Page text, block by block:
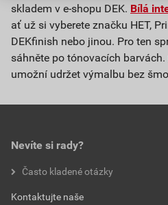
skladem v e-shopu DEK. Bílá
ať už si vyberete značku HET,
DEKfinish nebo jinou. Pro ten
sáhněte po tónovacích barvách.
umožní udržet výmalbu bez
Nevíte si rady?
Často kladené otázky
Kontaktujte naše